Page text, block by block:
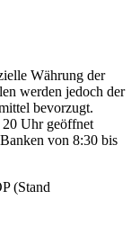
Währung der
werden jedoch der
bevorzugt.
20 Uhr geöffnet
von 8:30 bis
(Stand